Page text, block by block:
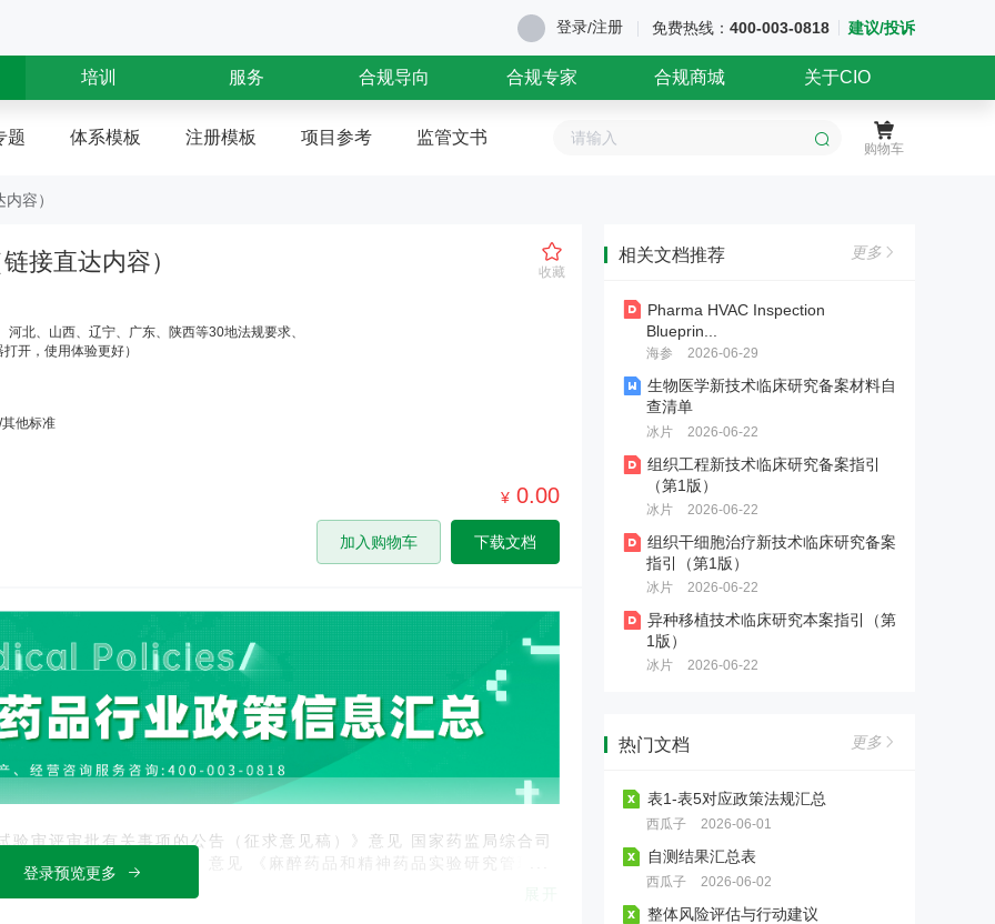
登录/注册 免费热线： 400-003-0818 建议/投诉
培训 服务 合规导向 合规专家 合规商城 关于CIO
题 体系模板 注册模板 项目参考 监管文书
购物车
容）
接直达内容）
北、山西、辽宁、广东、陕西等30地法规要求、
开，使用体验更好）
他标准
加入购物车 下载文档
¥ 0.00
收藏
审评审批有关事项的公告（征求意见稿）》意见 国家药监局综合司
公告（征求意见稿）》意见 《麻醉药品和精神药品实验研究管理规
登录预览更多
相关文档推荐 更多
Pharma HVAC Inspection
Blueprin...
海参 2026-06-29
生物医学新技术临床研究备案材料自
查清单
冰片 2026-06-22
组织工程新技术临床研究备案指引
（第1版）
冰片 2026-06-22
组织干细胞治疗新技术临床研究备案
指引（第1版）
冰片 2026-06-22
异种移植技术临床研究本案指引（第
1版）
冰片 2026-06-22
热门文档 更多
表1-表5对应政策法规汇总
西瓜子 2026-06-01
自测结果汇总表
西瓜子 2026-06-02
整体风险评估与行动建议
医药企业涉刑风险防控与服
务
了单位行贿、对非公行贿等罪名
刑“双轨制”。为帮助企业精准理
【深检·CIO联合】医药验证
吗？深检集团与CIO合规保证组
的验证证据链。国字号检测背书
+ CIO合规深服务，让验证经得
临床评价、真实世界研究、药物
警戒主动监测、卫生经济学研究
合规破局与价值重塑 医药营
销转型实战训练营
两高反腐新规下，旧模式全面失
效。6月6日广州开营，邹晓徽老
推广，掌握合规落地打法。京沪
药物警戒第三方委托服务
把PV重担交给真正懂行的人。合